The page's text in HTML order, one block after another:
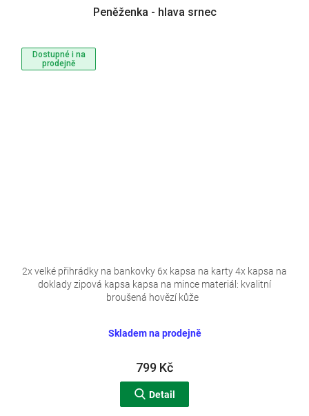
Dostupné i na
prodejně
Peněženka - hlava srnec
Skladem na prodejně
799 Kč
Detail
2x velké přihrádky na bankovky 6x kapsa na karty 4x kapsa na
doklady zipová kapsa kapsa na mince materiál: kvalitní
broušená hovězí kůže